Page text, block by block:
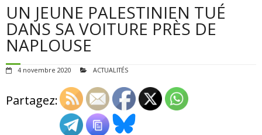
POUR AGIR
AGENDA
QUI SOMMES-NOUS ?
UN JEUNE PALESTINIEN TUÉ
DANS SA VOITURE PRÈS DE
NAPLOUSE
4 novembre 2020 ACTUALITÉS
Partagez: